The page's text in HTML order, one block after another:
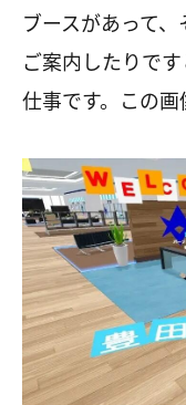
ブースがあって
ご案内したりで
仕事です。この画